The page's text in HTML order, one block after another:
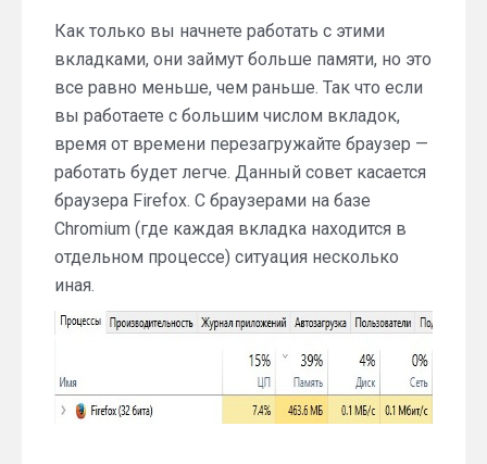
Как только вы начнете работать с этими
вкладками, они займут больше памяти, но это
все равно меньше, чем раньше. Так что если
вы работаете с большим числом вкладок,
время от времени перезагружайте браузер —
работать будет легче. Данный совет касается
браузера Firefox. С браузерами на базе
Chromium (где каждая вкладка находится в
отдельном процессе) ситуация несколько
иная.